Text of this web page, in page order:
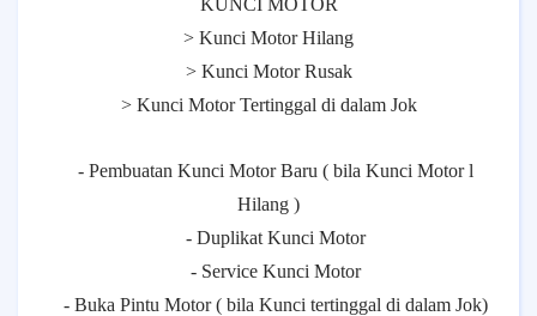
KUNCI MOTOR
> Kunci Motor Hilang
> Kunci Motor Rusak
> Kunci Motor Tertinggal di dalam Jok
- Pembuatan Kunci Motor Baru ( bila Kunci Motor l
Hilang )
- Duplikat Kunci Motor
- Service Kunci Motor
- Buka Pintu Motor ( bila Kunci tertinggal di dalam Jok)